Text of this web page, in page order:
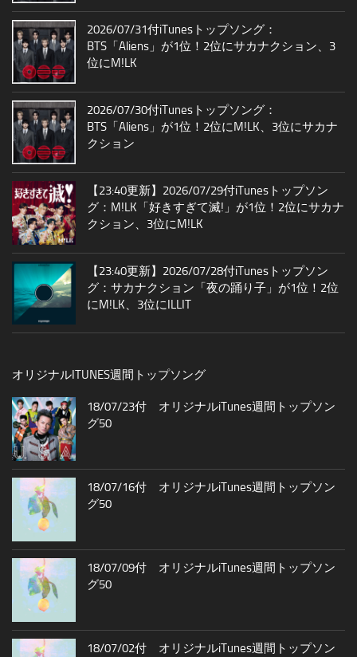
2026/07/31付iTunesトップソング：
BTS「Aliens」が1位！2位にサカナクション、3
位にM!LK
2026/07/30付iTunesトップソング：
BTS「Aliens」が1位！2位にM!LK、3位にサカナ
クション
【23:40更新】2026/07/29付iTunesトップソン
グ：M!LK「好きすぎて滅!」が1位！2位にサカナ
クション、3位にM!LK
【23:40更新】2026/07/28付iTunesトップソン
グ：サカナクション「夜の踊り子」が1位！2位
にM!LK、3位にILLIT
オリジナルITUNES週間トップソング
18/07/23付 オリジナルiTunes週間トップソン
グ50
18/07/16付 オリジナルiTunes週間トップソン
グ50
18/07/09付 オリジナルiTunes週間トップソン
グ50
18/07/02付 オリジナルiTunes週間トップソン